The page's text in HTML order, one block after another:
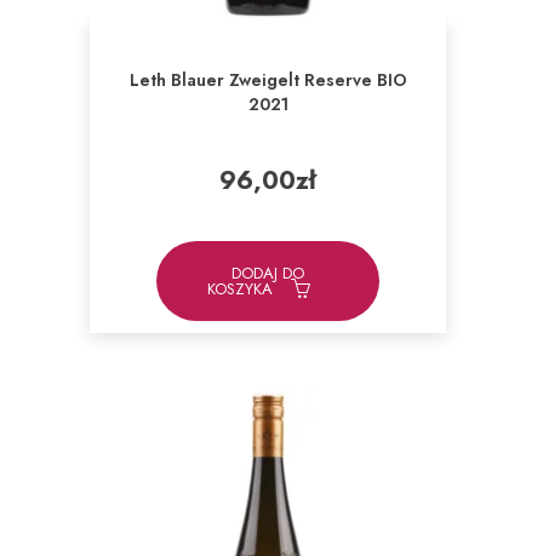
Leth Blauer Zweigelt Reserve BIO
2021
96,00zł
DODAJ DO
KOSZYKA